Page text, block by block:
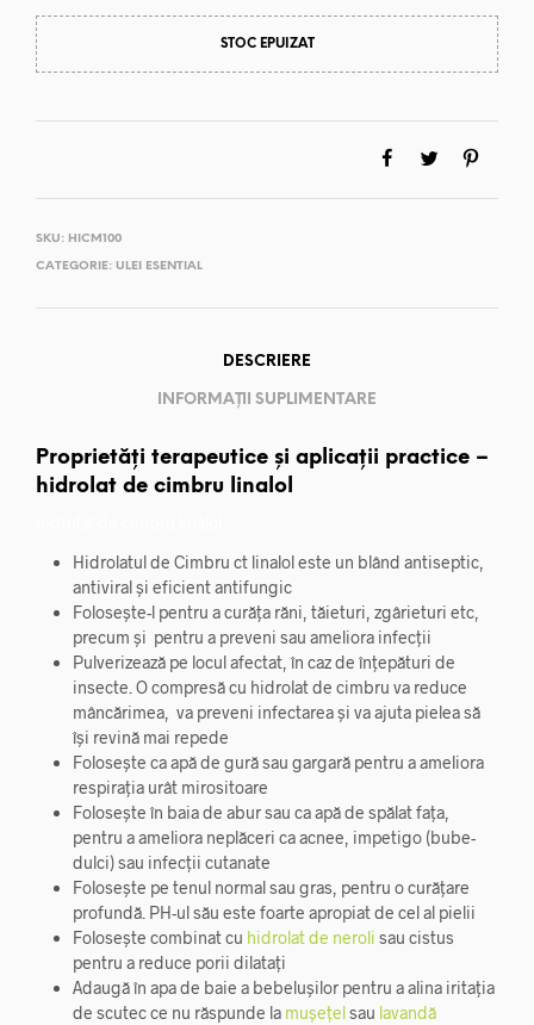
STOC EPUIZAT
SKU: HICM100
CATEGORIE: ULEI ESENTIAL
DESCRIERE
INFORMAȚII SUPLIMENTARE
Proprietăți terapeutice și aplicații practice –
hidrolat de cimbru linalol
Hidrolatul de Cimbru ct linalol este un blând antiseptic,
antiviral și eficient antifungic
Folosește-l pentru a curăța răni, tăieturi, zgârieturi etc,
precum și pentru a preveni sau ameliora infecții
Pulverizează pe locul afectat, în caz de înțepături de
insecte. O compresă cu hidrolat de cimbru va reduce
mâncărimea, va preveni infectarea și va ajuta pielea să
își revină mai repede
Folosește ca apă de gură sau gargară pentru a ameliora
respirația urât mirositoare
Folosește în baia de abur sau ca apă de spălat fața,
pentru a ameliora neplăceri ca acnee, impetigo (bube-
dulci) sau infecții cutanate
Folosește pe tenul normal sau gras, pentru o curățare
profundă. PH-ul său este foarte apropiat de cel al pielii
Folosește combinat cu hidrolat de neroli sau cistus
pentru a reduce porii dilatați
Adaugă în apa de baie a bebelușilor pentru a alina iritația
de scutec ce nu răspunde la mușețelsau lavandă